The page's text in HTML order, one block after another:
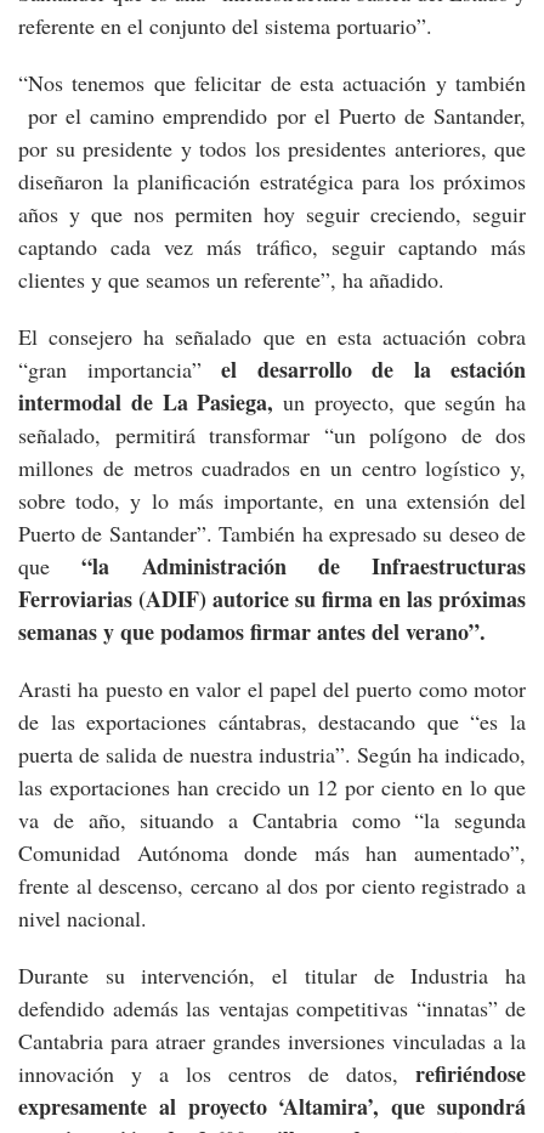
referente en el conjunto del sistema portuario”.
“Nos tenemos que felicitar de esta actuación y también
por el camino emprendido por el Puerto de Santander,
por su presidente y todos los presidentes anteriores, que
diseñaron la planificación estratégica para los próximos
años y que nos permiten hoy seguir creciendo, seguir
captando cada vez más tráfico, seguir captando más
clientes y que seamos un referente”, ha añadido.
El consejero ha señalado que en esta actuación cobra
“gran importancia” el desarrollo de la estación
intermodal de La Pasiega, un proyecto, que según ha
señalado, permitirá transformar “un polígono de dos
millones de metros cuadrados en un centro logístico y,
sobre todo, y lo más importante, en una extensión del
Puerto de Santander”. También ha expresado su deseo de
que“la Administración de Infraestructuras
Ferroviarias (ADIF) autorice su firma en las próximas
semanas y que podamos firmar antes del verano”.
Arasti ha puesto en valor el papel del puerto como motor
de las exportaciones cántabras, destacando que “es la
puerta de salida de nuestra industria”. Según ha indicado,
las exportaciones han crecido un 12 por ciento en lo que
va de año, situando a Cantabria como “la segunda
Comunidad Autónoma donde más han aumentado”,
frente al descenso, cercano al dos por ciento registrado a
nivel nacional.
Durante su intervención, el titular de Industria ha
defendido además las ventajas competitivas “innatas” de
Cantabria para atraer grandes inversiones vinculadas a la
innovación y a los centros de datos, refiriéndose
expresamente al proyecto ‘Altamira’, que supondrá